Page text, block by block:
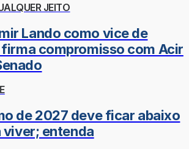
JEITO
Lando como vice de
firma compromisso com Acir
de 2027 deve ficar abaixo
viver; entenda